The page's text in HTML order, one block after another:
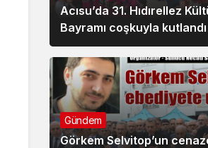
Acısu’da 31. Hıdırellez
Bayramı coşkuyla kutlandı
Gündem
Görkem Selvitop’un